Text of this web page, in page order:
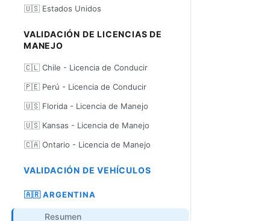
🇺🇸 Estados Unidos
VALIDACIÓN DE LICENCIAS DE
MANEJO
🇨🇱 Chile - Licencia de Conducir
🇵🇪 Perú - Licencia de Conducir
🇺🇸 Florida - Licencia de Manejo
🇺🇸 Kansas - Licencia de Manejo
🇨🇦 Ontario - Licencia de Manejo
VALIDACIÓN DE VEHÍCULOS
🇦🇷 ARGENTINA
Resumen